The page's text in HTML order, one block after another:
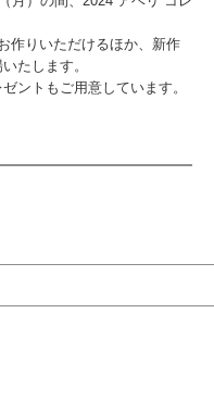
作りいただけるほか、新作
たします。
ントもご用意しています。